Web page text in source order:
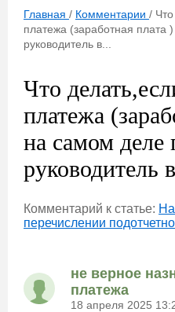
Главная / Комментарии /
платежа (заработная
руководитель в...
Что
платежа
на самом деле
руководитель
Комментарий к статье:
перечислении
не верное
платежа
18 апреля 2025